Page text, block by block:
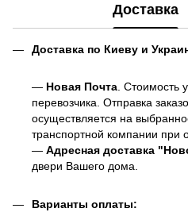
Доставка
Доставка по Киеву и
— Новая Почта . Стоимость
перевозчика. Отправка
осуществляется на
транспортной компании при
— Адресная доставка
двери Вашего дома.
Варианты оплаты: